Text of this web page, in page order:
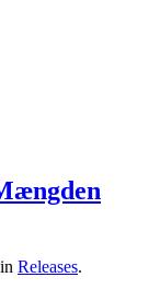
Releases.